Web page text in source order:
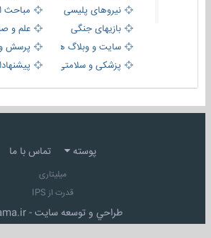
نیروهای پلیسی
مباحث
بازیهای جنگی
علم و
سایت و وبلاگ ها
پرسش و
پزشکی و سلامتی
پیشنهادات
پوسته تماس با ما
میلیتاری
قدرت از IPS
طراحي و توسعه سايت -gama.ir